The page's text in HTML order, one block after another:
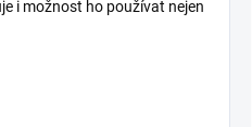
i možnost ho používat nejen